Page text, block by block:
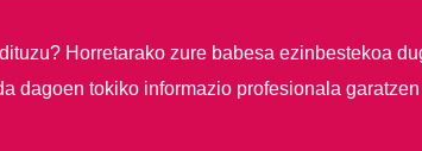
Horretarako zure babesa ezinbestekoa
dagoen tokiko informazio profesionala garatzen